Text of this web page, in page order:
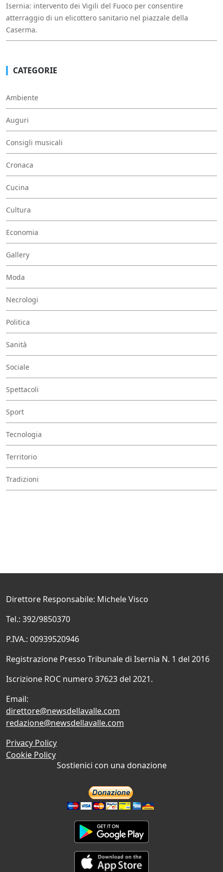
Isernia: intervento dei Vigili del Fuoco per consentire
atterraggio di un elicottero sanitario nel piazzale della
Caserma.
CATEGORIE
Ambiente
Auguri
Consigli musicali
Cronaca
Cucina
Cultura
Economia
Gallery
Moda
Necrologi
Politica
Sanità
Sociale
Spettacoli
Sport
Tecnologia
Territorio
Tradizioni
Direttore Responsabile: Michele Visco
Tel.: 392/9850370
P.IVA.: 00939520946
Registrazione Presso Tribunale di Isernia N. 1 del 2016
Iscrizione ROC numero 37623 del 2021.
Email:
direttore@newsdellavalle.com
redazione@newsdellavalle.com
Privacy Policy
Cookie Policy
Sostienici con una donazione